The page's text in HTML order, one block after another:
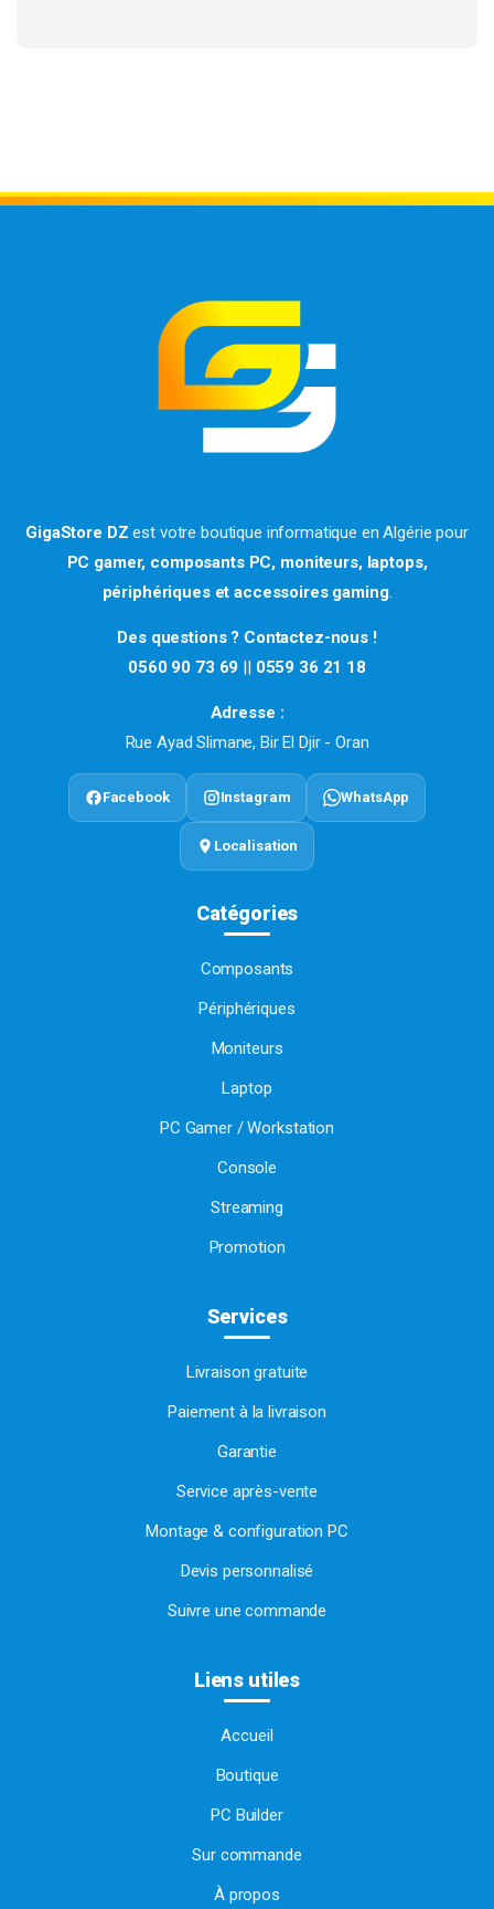
GigaStore DZ est votre boutique informatique en Algérie pour
PC gamer, composants PC, moniteurs, laptops,
périphériques et accessoires gaming.
Des questions ? Contactez-nous !
0560 90 73 69 || 0559 36 21 18
Adresse :
Rue Ayad Slimane, Bir El Djir - Oran
Facebook Instagram WhatsApp
Localisation
Catégories
Composants
Périphériques
Moniteurs
Laptop
PC Gamer / Workstation
Console
Streaming
Promotion
Services
Livraison gratuite
Paiement à la livraison
Garantie
Service après-vente
Montage & configuration PC
Devis personnalisé
Suivre une commande
Liens utiles
Accueil
Boutique
PC Builder
Sur commande
À propos